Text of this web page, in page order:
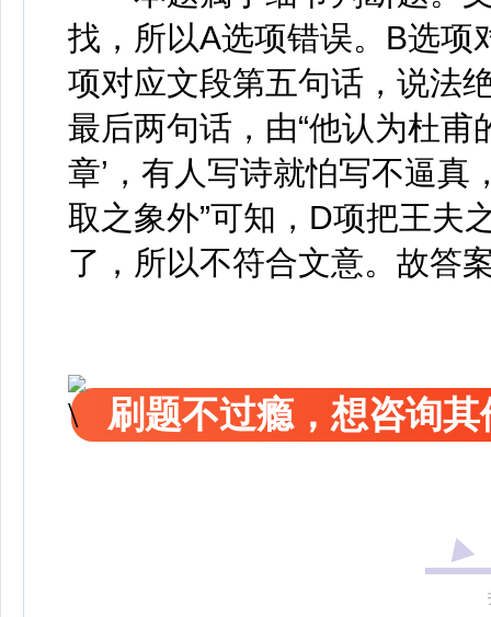
找，所以A选项错误。B选项
项对应文段第五句话，说法
最后两句话，由“他认为杜甫
章’，有人写诗就怕写不逼
取之象外”可知，D项把王夫
了，所以不符合文意。故答
刷题不过瘾，想咨询